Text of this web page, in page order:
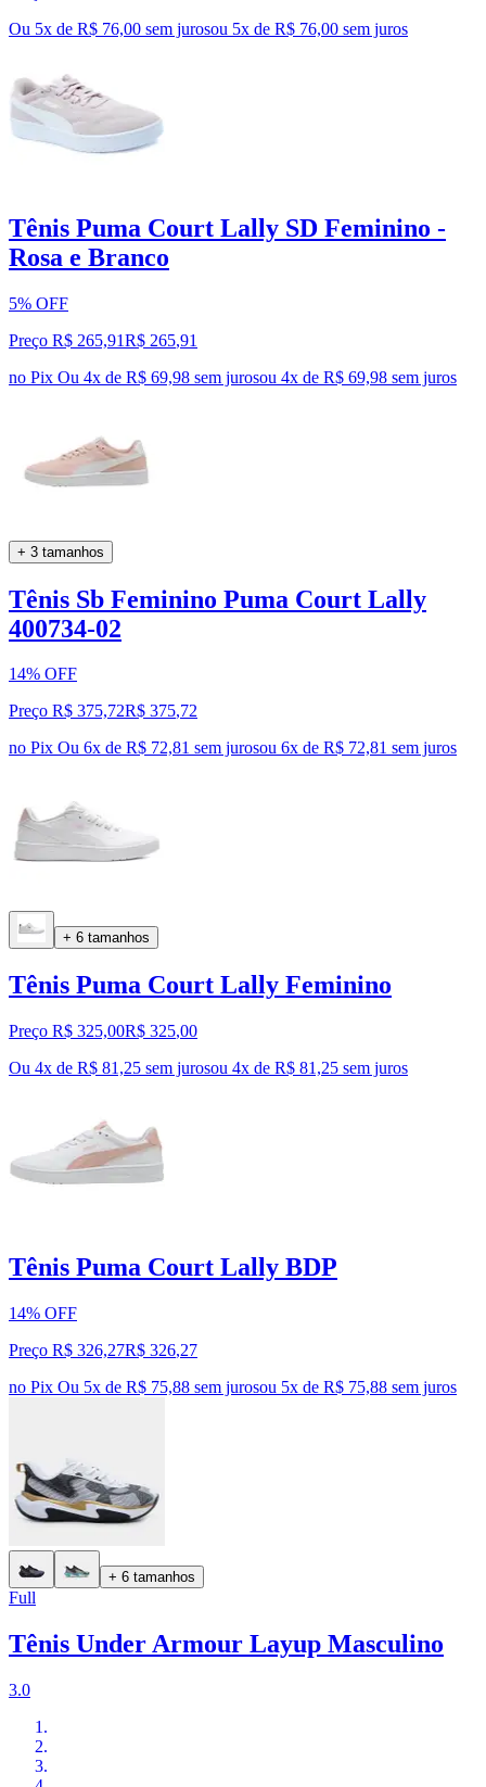
Ou 5x de R$ 76,00 sem jurosou 5x de R$ 76,00 sem juros
Tênis Puma Court Lally SD Feminino -
Rosa e Branco
5% OFF
Preço R$ 265,91R$ 265,91
no Pix Ou 4x de R$ 69,98 sem jurosou 4x de R$ 69,98 sem juros
+ 3 tamanhos
Tênis Sb Feminino Puma Court Lally
400734-02
14% OFF
Preço R$ 375,72R$ 375,72
no Pix Ou 6x de R$ 72,81 sem jurosou 6x de R$ 72,81 sem juros
+ 6 tamanhos
Tênis Puma Court Lally Feminino
Preço R$ 325,00R$ 325,00
Ou 4x de R$ 81,25 sem jurosou 4x de R$ 81,25 sem juros
Tênis Puma Court Lally BDP
14% OFF
Preço R$ 326,27R$ 326,27
no Pix Ou 5x de R$ 75,88 sem jurosou 5x de R$ 75,88 sem juros
+ 6 tamanhos
Full
Tênis Under Armour Layup Masculino
3.0